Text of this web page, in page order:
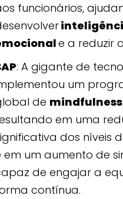
funcionários,
e a reduzir
: A gigante de
um
de
em uma
dos níveis
em um aumento de
de engajar a
contínua.